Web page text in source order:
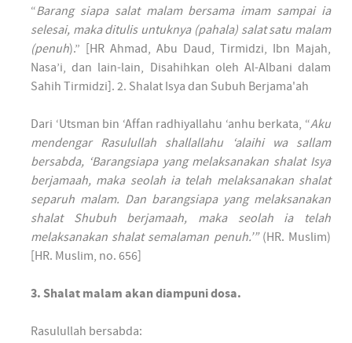
“Barang siapa salat malam bersama imam sampai ia
selesai, maka ditulis untuknya (pahala) salat satu malam
(penuh).” [HR Ahmad, Abu Daud, Tirmidzi, Ibn Majah,
Nasa’i, dan lain-lain, Disahihkan oleh Al-Albani dalam
Sahih Tirmidzi]. 2. Shalat Isya dan Subuh Berjama'ah
Dari ‘Utsman bin ‘Affan radhiyallahu ‘anhu berkata, “Aku
mendengar Rasulullah shallallahu ‘alaihi wa sallam
bersabda, ‘Barangsiapa yang melaksanakan shalat Isya
berjamaah, maka seolah ia telah melaksanakan shalat
separuh malam. Dan barangsiapa yang melaksanakan
shalat Shubuh berjamaah, maka seolah ia telah
melaksanakan shalat semalaman penuh.’” (HR. Muslim)
[HR. Muslim, no. 656]
3. Shalat malam akan diampuni dosa.
Rasulullah bersabda: